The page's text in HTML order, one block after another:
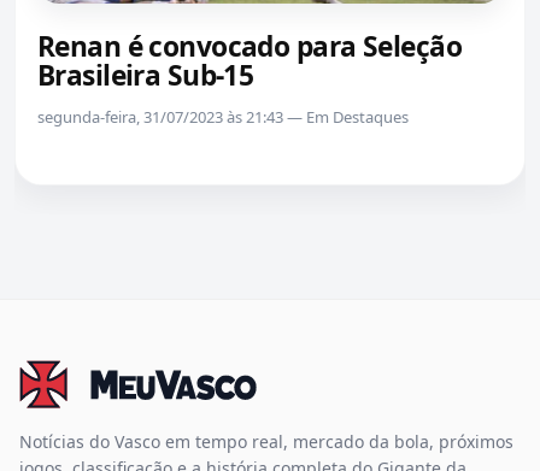
Renan é convocado para Seleção
Brasileira Sub-15
segunda-feira, 31/07/2023 às 21:43 — Em Destaques
Notícias do Vasco em tempo real, mercado da bola, próximos